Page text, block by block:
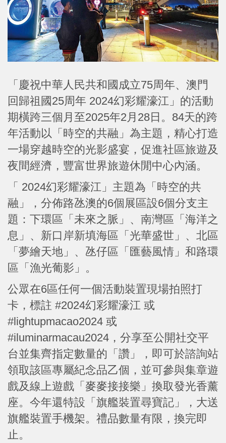
「慶祝中華人民共和國成立75周年、澳門
回歸祖國25周年 2024幻彩耀濠江」的活動
期橫跨三個月至2025年2月28日。84天的跨
年活動以「時空的共融」為主題，精心打造
一場穿越時空的光影盛宴，促進社區旅遊及
夜間經濟，豐富世界旅遊休閒中心內涵。
「 2024幻彩耀濠江」主題為「時空的共
融」，分佈路氹澳的6個展區設6個分支主
題：下環區「未來之脈」、南灣區「海洋之
息」、新口岸新填海區「光華盛世」、北區
「夢繪天地」、氹仔區「匯藝風情」和路環
區「漁光葡影」。
公眾在6區任何一個活動裝置現場拍照打
卡，標註 #2024幻彩耀濠江 或
#lightupmacao2024 或
#iluminarmacau2024，分享至公開社交平
台並集齊指定數量的「讚」，即可於諮詢站
領取該區專屬紀念品乙個，並可參與集章遊
戲及線上遊戲「麥麥接接樂」換取發光香薰
座。今年還特設「旗艦裝置尋寶記」，大送
旗艦裝置手機架。禮品數量有限，換完即
止。